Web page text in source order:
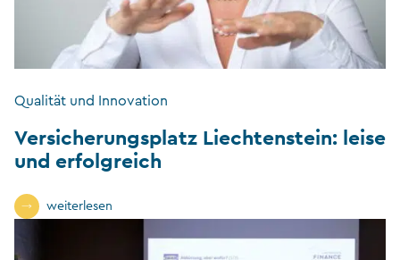
Qualität und Innovation
Versicherungsplatz Liechtenstein: leise
und erfolgreich
weiterlesen